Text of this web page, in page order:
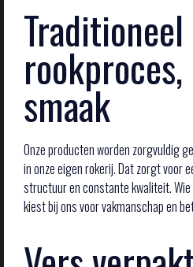
Traditioneel
smaak
Onze producten worden zorgvuldig
in onze eigen rokerij. Dat zorgt voor
structuur en constante kwaliteit.
kiest bij ons voor vakmanschap en